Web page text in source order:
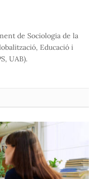
de Sociologia de la
Educació i
UAB).